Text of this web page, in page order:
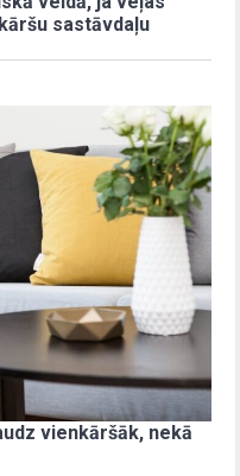
sastāvdaļu
vienkāršāk, nekā